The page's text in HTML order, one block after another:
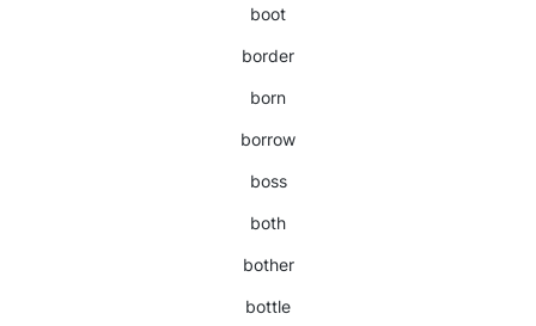
boot
border
born
borrow
boss
both
bother
bottle